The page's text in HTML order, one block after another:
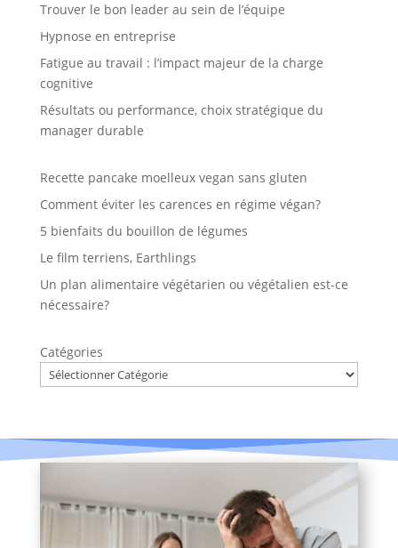
Trouver le bon leader au sein de l’équipe
Hypnose en entreprise
Fatigue au travail : l’impact majeur de la charge
cognitive
Résultats ou performance, choix stratégique du
manager durable
Recette pancake moelleux vegan sans gluten
Comment éviter les carences en régime végan?
5 bienfaits du bouillon de légumes
Le film terriens, Earthlings
Un plan alimentaire végétarien ou végétalien est-ce
nécessaire?
Catégories